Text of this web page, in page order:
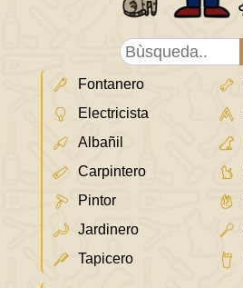
Fontanero
Electricista
Albañil
Carpintero
Pintor
Jardinero
Tapicero